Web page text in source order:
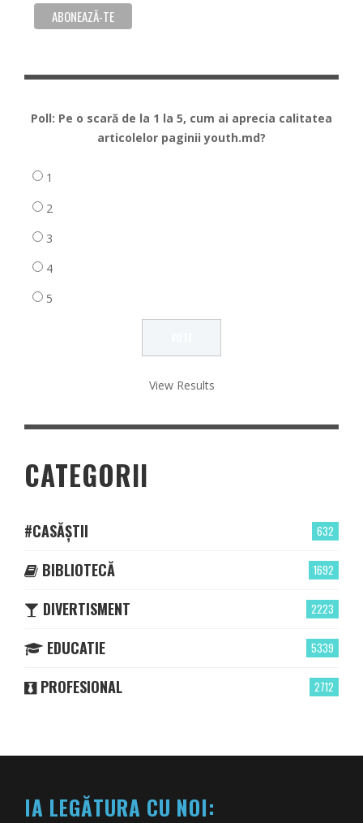
Poll: Pe o scară de la 1 la 5, cum ai aprecia calitatea
articolelor paginii youth.md?
1
2
3
4
5
View Results
CATEGORII
632
#CASĂȘTII
1692
BIBLIOTECĂ
2223
DIVERTISMENT
5339
EDUCATIE
2712
PROFESIONAL
IA LEGĂTURA CU NOI: